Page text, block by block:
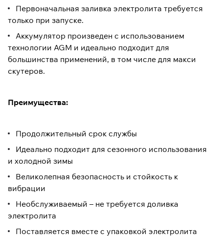
Первоначальная заливка электролита требуется
только при запуске.
Аккумулятор произведен с использованием
технологии AGM и идеально подходит для
большинства применений, в том числе для макси
скутеров.
Преимущества:
Продолжительный срок службы
Идеально подходит для сезонного использования
и холодной зимы
Великолепная безопасность и стойкость к
вибрации
Необслуживаемый – не требуется доливка
электролита
Поставляется вместе с упаковкой электролита